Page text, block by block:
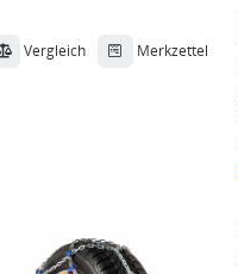
Vergleich Merkzettel